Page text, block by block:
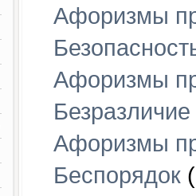
Афоризмы
Афоризмы
Безразличие
Афоризмы
Беспорядок